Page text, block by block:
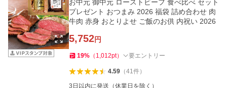
お中元 御中元 ローストビーフ 食べ比べ セット
プレゼント おつまみ 2026 福袋 詰め合わせ 肉
牛肉 赤身 おとりよせ ご飯のお供 内祝い 2026
5,752円
19% （ 1,012pt） 要エントリー
4.59（41件）
3日以内に発送（休業日を除く）